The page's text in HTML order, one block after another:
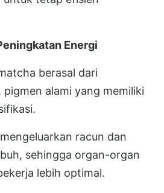
Energi
berasal dari
alami yang memiliki
racun dan
sehingga organ-organ
lebih optimal.